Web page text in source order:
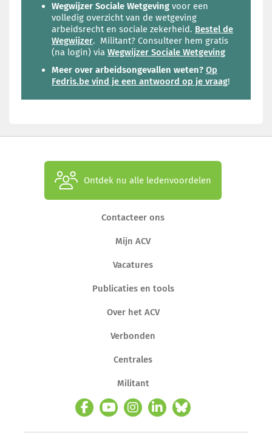
Wegwijzer Sociale Wetgeving voor een
volledig overzicht van de wetgeving
arbeidsrecht en sociale zekerheid. Bestel de
Wegwijzer. Militant? Consulteer hem gratis
(na login) via Wegwijzer Sociale Wetgeving
Meer over arbeidsongevallen weten? Op
Fedris.be vind je een antwoord op je vraag!
Ontdek nu alle ledenvoordelen
Contacteer ons
Mijn ACV
Vacatures
Publicaties en tools
Over het ACV
Verbonden
Centrales
Militant